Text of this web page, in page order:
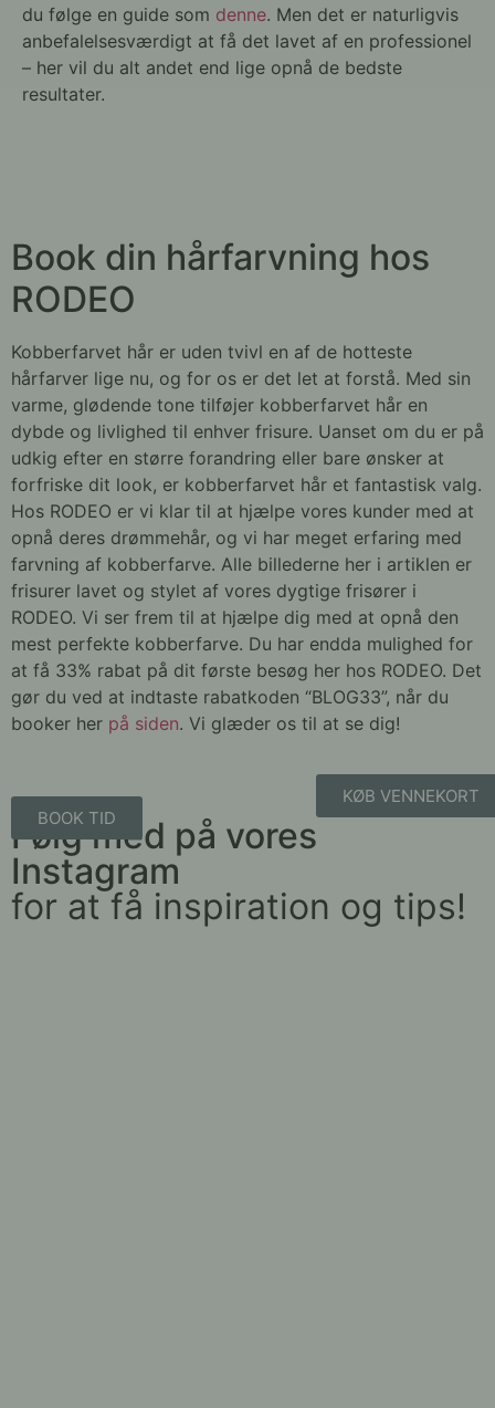
du følge en guide som denne. Men det er naturligvis
anbefalelsesværdigt at få det lavet af en professionel
– her vil du alt andet end lige opnå de bedste
resultater.
Book din hårfarvning hos
RODEO
Kobberfarvet hår er uden tvivl en af de hotteste
hårfarver lige nu, og for os er det let at forstå. Med sin
varme, glødende tone tilføjer kobberfarvet hår en
dybde og livlighed til enhver frisure. Uanset om du er på
udkig efter en større forandring eller bare ønsker at
forfriske dit look, er kobberfarvet hår et fantastisk valg.
Hos RODEO er vi klar til at hjælpe vores kunder med at
opnå deres drømmehår, og vi har meget erfaring med
farvning af kobberfarve. Alle billederne her i artiklen er
frisurer lavet og stylet af vores dygtige frisører i
RODEO. Vi ser frem til at hjælpe dig med at opnå den
mest perfekte kobberfarve. Du har endda mulighed for
at få 33% rabat på dit første besøg her hos RODEO. Det
gør du ved at indtaste rabatkoden “BLOG33”, når du
booker her på siden. Vi glæder os til at se dig!
KØB VENNEKORT
BOOK TID
Følg med på vores
Instagram
for at få inspiration og tips!